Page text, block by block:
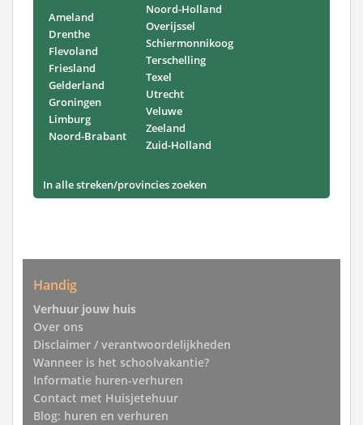
Ameland
Drenthe
Flevoland
Friesland
Gelderland
Groningen
Limburg
Noord-Brabant
Noord-Holland
Overijssel
Schiermonnikoog
Terschelling
Texel
Utrecht
Veluwe
Zeeland
Zuid-Holland
In alle streken/provincies zoeken
Handig
Verhuur jouw huis
Over ons
Disclaimer / verantwoordelijkheden
Wanneer is het schoolvakantie?
Informatie huren-verhuren
Contact met Huisjetehuur
Blog: huren en verhuren